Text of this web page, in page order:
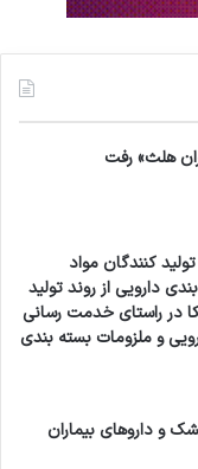
هلث» رفت
کنندگان مواد
دارویی از روند تولید
در راستای خدمت رسانی
و ملزومات بسته بندی
و داروهای بیماران